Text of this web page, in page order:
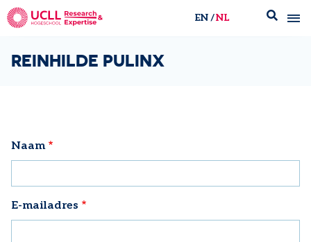
EN NL
REINHILDE PULINX
Naam
E-mailadres